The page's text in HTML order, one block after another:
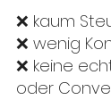
❌ kaum
❌ wenig
❌ keine
oder